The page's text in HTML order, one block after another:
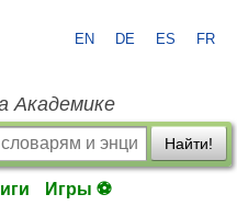
EN DE ES FR
Академике
Найти!
Игры ⚽